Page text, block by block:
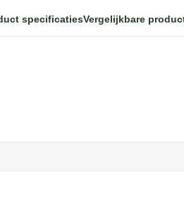
specificatiesVergelijkbare